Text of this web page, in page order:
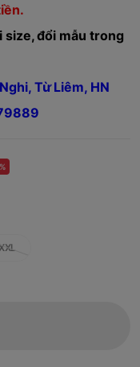
size, đổi mẫu trong
Từ Liêm, HN
XXL